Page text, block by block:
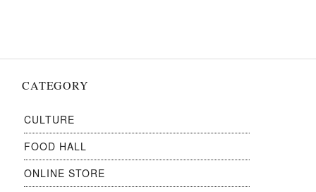
CATEGORY
CULTURE
FOOD HALL
ONLINE STORE